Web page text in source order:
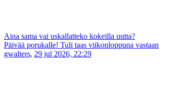
Aina sama vai uskallatteko kokeilla uutta?
Päivää porukalle! Tuli taas viikonloppuna vastaan
gwalters, 29 jul 2026, 22:29